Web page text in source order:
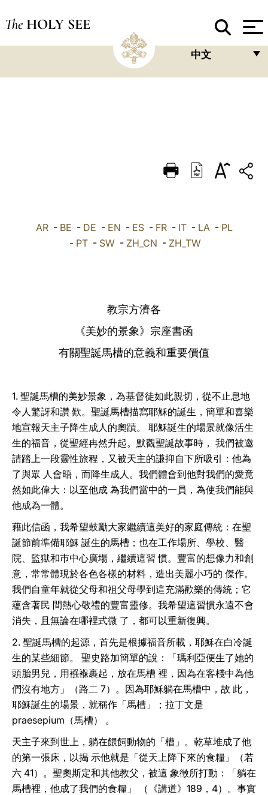
The HOLY SEE
中文
FRANÇAIS
ESPAÑOL
العربيّة
AR- BE - DE - EN - ES- FR- IT- LA- PL
- PT - SW - ZH_CN - ZH_TW
教宗方濟各
《美妙的景象》宗座書函
有關聖誕馬槽的意義和重要價值
1. 聖誕馬槽的美妙景象，為基督徒如此親切，從不止息地
令人驚訝和讚 歎。聖誕馬槽描寫耶穌的誕生，簡單和喜樂
地宣報天主子降生成人的奧蹟。 耶穌誕生的場景就像活生
生的福音，從聖經冉然升起。默觀聖誕故事時， 我們被邀
請踏上一段靈性旅程，又被天主的謙抑自下所吸引：他為
了與眾 人會晤，而降生成人。我們體會到他對我們的愛竟
然如此偉大：以至他成 為我們當中的一員，為使我們能與
他成為一體。
藉此信函，我希望鼓勵大家繼續這美好的家庭傳統：在聖
誕節前準備耶穌 誕生的馬槽；也在工作場所、學校、醫
院、監獄和巿中心廣場，繼續這習 慣。豐富的想像力和創
意，常常體現於各色各樣的材料，造出美麗小巧的 傑作。
我們自童年就從父母和祖父母學到這充滿歡樂的傳統；它
蘊含著民 間熱心敬禮的豐富靈修。我希望這習慣永遠不會
消失，且無論在哪裡式微 了，都可以重新復興。
2. 聖誕馬槽的起源，首先是根據福音所載，耶穌在白冷誕
生的某些細節。 聖史路加簡單的說：「瑪利亞便生了她的
頭胎男兒，用襁褓裹起，放在馬槽 裡，因為在客棧中為他
們沒有地方」（路二 7）。因為耶穌躺在馬槽中，故 此，
耶穌誕生的場景，就稱作「馬槽」；拉丁文是
praesepium（馬槽） 。
天主子來到世上，躺在餵飼動物的「槽」。乾草堆成了他
的第一張床，以揭 示他就是「從天上降下來的食糧」（若
六 41）。聖奧斯定和其他教父，被這 象徵所打動：「躺在
馬槽裡，他成了我們的食糧」 （《講道》189，4）。事實